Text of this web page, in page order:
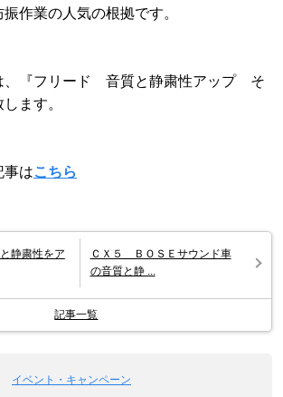
作業の人気の根拠です。
、『フリード 音質と静粛性アップ そ
ます。
事はこちら
静粛性をア
ＣＸ５ ＢＯＳＥサウンド車
の音質と静 ...
記事一覧
イベント・キャンペーン